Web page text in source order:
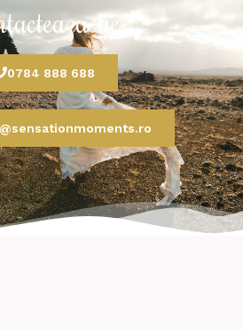
ne
0784 888 688